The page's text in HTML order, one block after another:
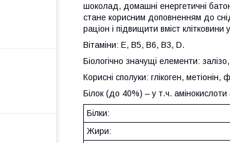
шоколад, домашні енергетичні
стане корисним доповненням до
раціон і підвищити вміст
Вітаміни: E, B5, B6, B3, D.
Біологічно значущі елементи:
Корисні сполуки: глікоген,
Білок (до 40%) – у т.ч. амінокислоти
Білки:
Жири: